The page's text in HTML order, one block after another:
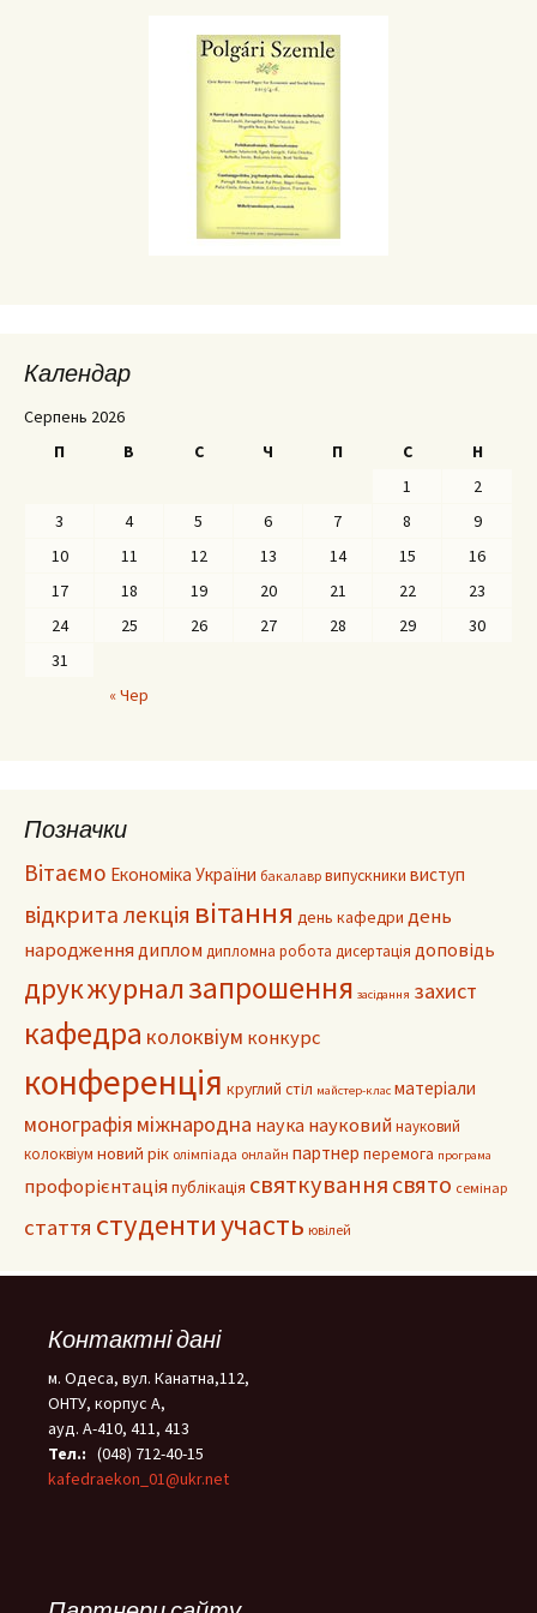
Календар
Серпень 2026
П
В С Ч П С Н
« Чер
1
2
3
4 5 6 7 8
9
10
11 12 13 14 15
16
17
18 19 20 21 22
23
24
25 26 27 28 29
30
31
Позначки
Вітаємо Економіка України бакалавр випускники виступ
відкрита лекція вітання день кафедри день
народженнядиплом дипломна робота дисертація доповідь
друкжурналзапрошення засідання захист
кафедра колоквіум конкурс
конференція круглий стіл майстер-клас матеріали
монографія міжнародна наука науковийнауковий
колоквіум новий рік олімпіада онлайн партнер перемога програма
профорієнтаціяпублікація святкування свято семінар
стаття студентиучасть ювілей
Контактні дані
м. Одеса, вул. Канатна,112,
ОНТУ, корпус А,
ауд. А-410, 411, 413
Тел.: (048) 712-40-15
kafedraekon_01@ukr.net